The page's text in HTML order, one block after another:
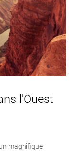
l'Ouest
magnifique